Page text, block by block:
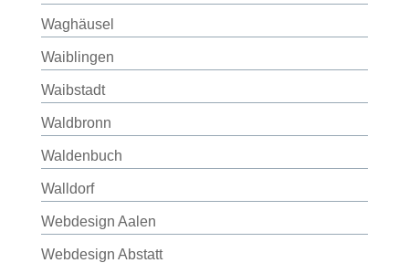
Waghäusel
Waiblingen
Waibstadt
Waldbronn
Waldenbuch
Walldorf
Webdesign Aalen
Webdesign Abstatt